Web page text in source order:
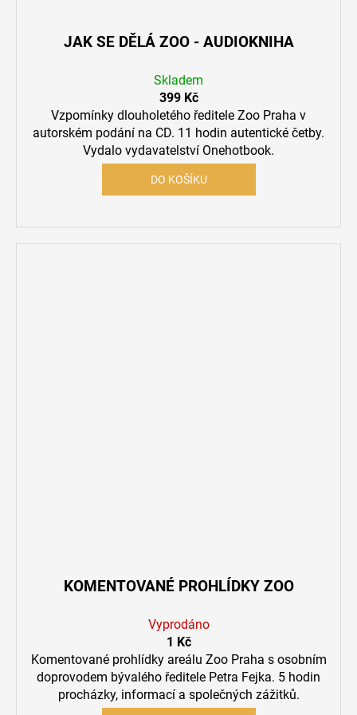
JAK SE DĚLÁ ZOO - AUDIOKNIHA
Skladem
399 Kč
DO KOŠÍKU
Vzpomínky dlouholetého ředitele Zoo Praha v
autorském podání na CD. 11 hodin autentické četby.
Vydalo vydavatelství Onehotbook.
KOMENTOVANÉ PROHLÍDKY ZOO
Vyprodáno
1 Kč
Komentované prohlídky areálu Zoo Praha s osobním
doprovodem bývalého ředitele Petra Fejka. 5 hodin
procházky, informací a společných zážitků.